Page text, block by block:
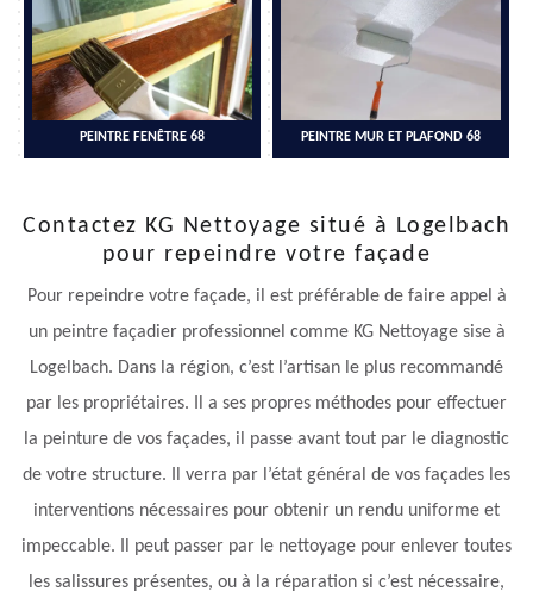
PEINTRE FENÊTRE 68 PEINTRE MUR ET PLAFOND 68
Contactez KG Nettoyage situé à Logelbach
pour repeindre votre façade
Pour repeindre votre façade, il est préférable de faire appel à
un peintre façadier professionnel comme KG Nettoyage sise à
Logelbach. Dans la région, c’est l’artisan le plus recommandé
par les propriétaires. Il a ses propres méthodes pour effectuer
la peinture de vos façades, il passe avant tout par le diagnostic
de votre structure. Il verra par l’état général de vos façades les
interventions nécessaires pour obtenir un rendu uniforme et
impeccable. Il peut passer par le nettoyage pour enlever toutes
les salissures présentes, ou à la réparation si c’est nécessaire,